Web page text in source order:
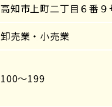
高知市上町二丁目６番９
卸売業・小売業
100～199